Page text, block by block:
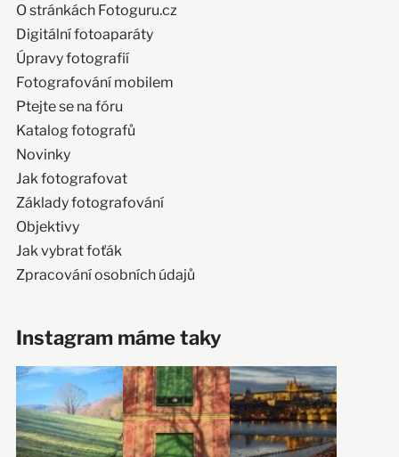
O stránkách Fotoguru.cz
Digitální fotoaparáty
Úpravy fotografií
Fotografování mobilem
Ptejte se na fóru
Katalog fotografů
Novinky
Jak fotografovat
Základy fotografování
Objektivy
Jak vybrat foťák
Zpracování osobních údajů
Instagram máme taky